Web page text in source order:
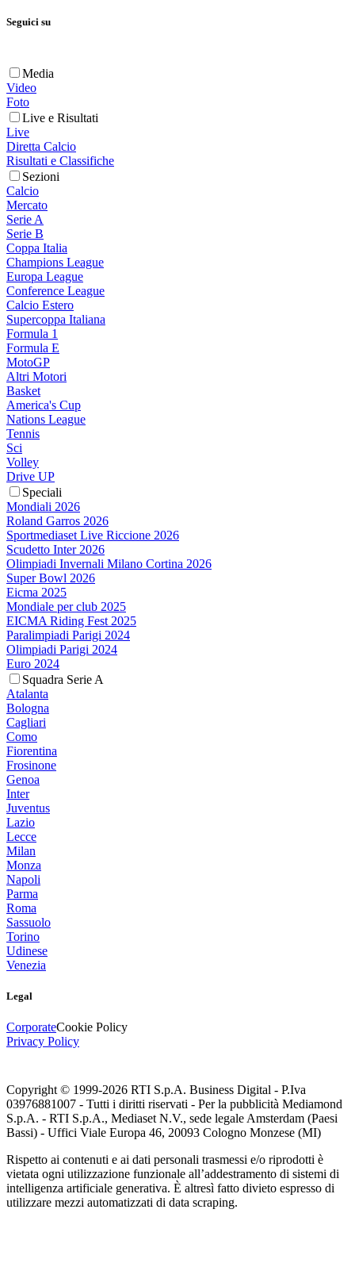
Seguici su
Media
Video
Foto
Live e Risultati
Live
Diretta Calcio
Risultati e Classifiche
Sezioni
Calcio
Mercato
Serie A
Serie B
Coppa Italia
Champions League
Europa League
Conference League
Calcio Estero
Supercoppa Italiana
Formula 1
Formula E
MotoGP
Altri Motori
Basket
America's Cup
Nations League
Tennis
Sci
Volley
Drive UP
Speciali
Mondiali 2026
Roland Garros 2026
Sportmediaset Live Riccione 2026
Scudetto Inter 2026
Olimpiadi Invernali Milano Cortina 2026
Super Bowl 2026
Eicma 2025
Mondiale per club 2025
EICMA Riding Fest 2025
Paralimpiadi Parigi 2024
Olimpiadi Parigi 2024
Euro 2024
Squadra Serie A
Atalanta
Bologna
Cagliari
Como
Fiorentina
Frosinone
Genoa
Inter
Juventus
Lazio
Lecce
Milan
Monza
Napoli
Parma
Roma
Sassuolo
Torino
Udinese
Venezia
Legal
CorporateCookie Policy
Privacy Policy
Copyright © 1999-2026 RTI S.p.A. Business Digital - P.Iva
03976881007 - Tutti i diritti riservati - Per la pubblicità Mediamond
S.p.A. - RTI S.p.A., Mediaset N.V., sede legale Amsterdam (Paesi
Bassi) - Uffici Viale Europa 46, 20093 Cologno Monzese (MI)
Rispetto ai contenuti e ai dati personali trasmessi e/o riprodotti è
vietata ogni utilizzazione funzionale all’addestramento di sistemi di
intelligenza artificiale generativa. È altresì fatto divieto espresso di
utilizzare mezzi automatizzati di data scraping.